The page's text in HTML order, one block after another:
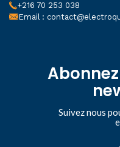
+216 70 253 038
Email :
Suivez nous